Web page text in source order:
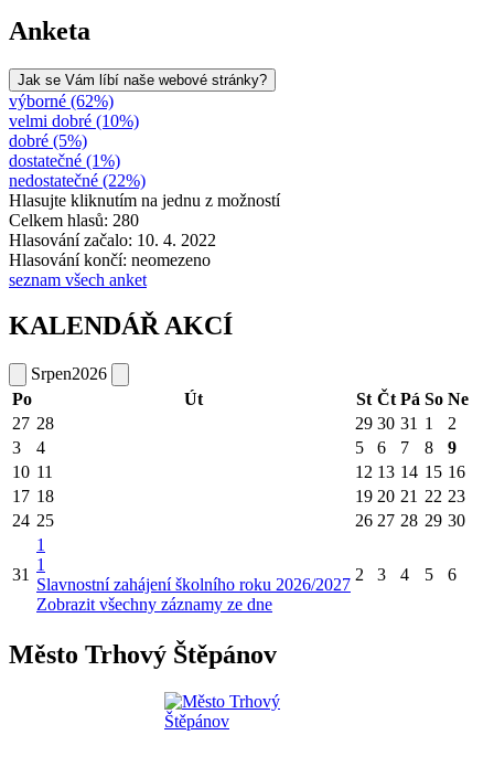
Anketa
Jak se Vám líbí naše webové stránky?
výborné (62%)
velmi dobré (10%)
dobré (5%)
dostatečné (1%)
nedostatečné (22%)
Hlasujte kliknutím na jednu z možností
Celkem hlasů: 280
Hlasování začalo: 10. 4. 2022
Hlasování končí: neomezeno
seznam všech anket
KALENDÁŘ AKCÍ
Srpen2026
Po
Út St Čt Pá So Ne
27 28 29 30 31 1
2
3
4 5 6 7 8
9
10 11 12 13 14 15 16
17 18 19 20 21 22 23
24 25 26 27 28 29 30
31
1
1
Slavnostní zahájení školního roku 2026/2027
Zobrazit všechny záznamy ze dne
2 3 4 5 6
Město Trhový Štěpánov